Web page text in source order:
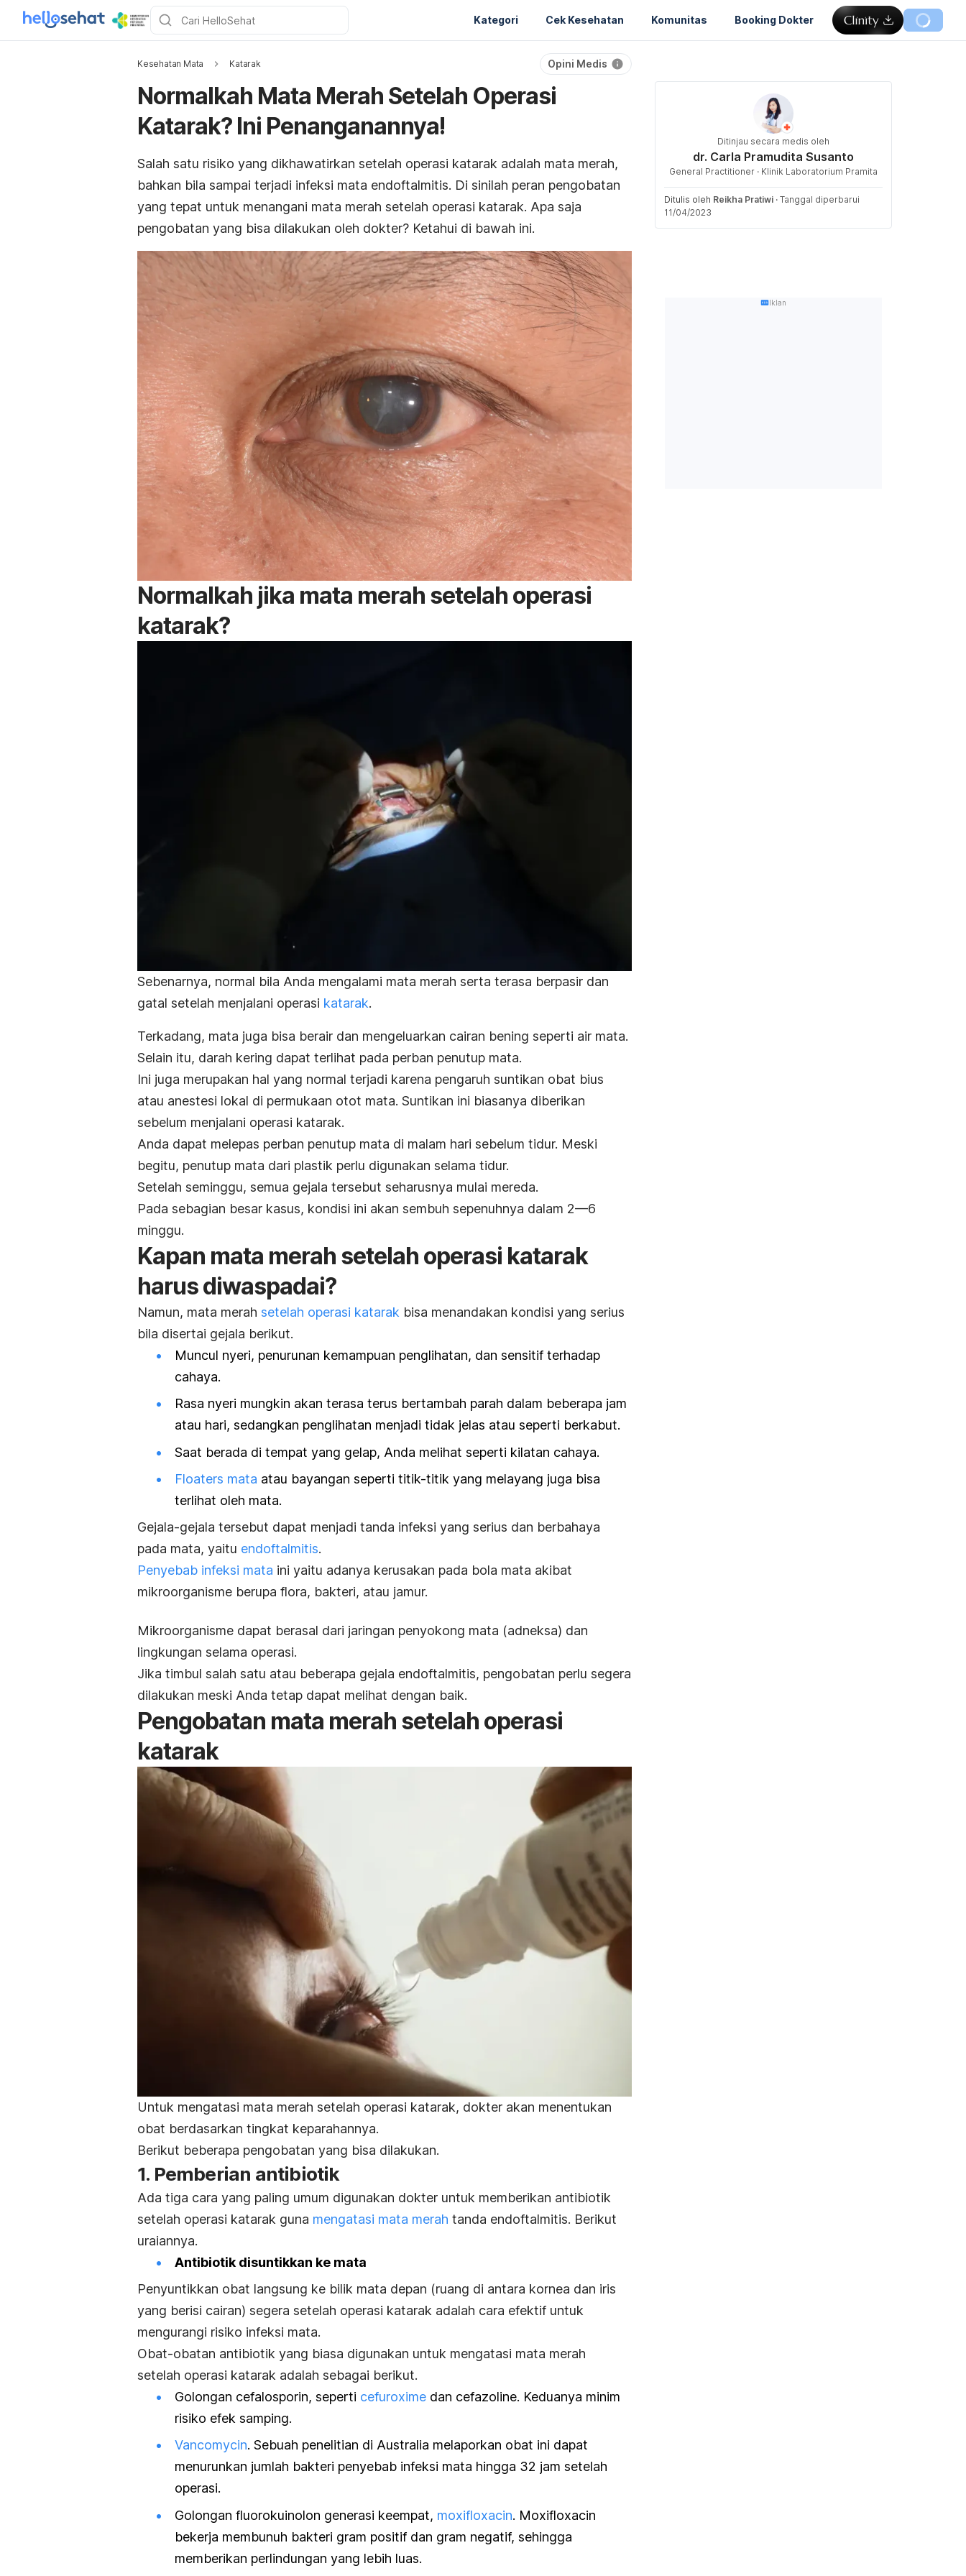
Kategori Cek Kesehatan Komunitas Booking Dokter
Kesehatan Mata Katarak Opini Medis
Normalkah Mata Merah Setelah Operasi
Katarak? Ini Penanganannya!
Salah satu risiko yang dikhawatirkan setelah operasi katarak adalah mata merah,
bahkan bila sampai terjadi infeksi mata endoftalmitis. Di sinilah peran pengobatan
yang tepat untuk menangani mata merah setelah operasi katarak. Apa saja
pengobatan yang bisa dilakukan oleh dokter? Ketahui di bawah ini.
Normalkah jika mata merah setelah operasi
katarak?
Sebenarnya, normal bila Anda mengalami mata merah serta terasa berpasir dan
gatal setelah menjalani operasi katarak.
Terkadang, mata juga bisa berair dan mengeluarkan cairan bening seperti air mata.
Selain itu, darah kering dapat terlihat pada perban penutup mata.
Ini juga merupakan hal yang normal terjadi karena pengaruh suntikan obat bius
atau anestesi lokal di permukaan otot mata. Suntikan ini biasanya diberikan
sebelum menjalani operasi katarak.
Anda dapat melepas perban penutup mata di malam hari sebelum tidur. Meski
begitu, penutup mata dari plastik perlu digunakan selama tidur.
Setelah seminggu, semua gejala tersebut seharusnya mulai mereda.
Pada sebagian besar kasus, kondisi ini akan sembuh sepenuhnya dalam 2—6
minggu.
Kapan mata merah setelah operasi katarak
harus diwaspadai?
Namun, mata merah setelah operasi katarak bisa menandakan kondisi yang serius
bila disertai gejala berikut.
Muncul nyeri, penurunan kemampuan penglihatan, dan sensitif terhadap
cahaya.
Rasa nyeri mungkin akan terasa terus bertambah parah dalam beberapa jam
atau hari, sedangkan penglihatan menjadi tidak jelas atau seperti berkabut.
Saat berada di tempat yang gelap, Anda melihat seperti kilatan cahaya.
Floaters mata atau bayangan seperti titik-titik yang melayang juga bisa
terlihat oleh mata.
Gejala-gejala tersebut dapat menjadi tanda infeksi yang serius dan berbahaya
pada mata, yaitu endoftalmitis.
Penyebab infeksi mata ini yaitu adanya kerusakan pada bola mata akibat
mikroorganisme berupa flora, bakteri, atau jamur.
Mikroorganisme dapat berasal dari jaringan penyokong mata (adneksa) dan
lingkungan selama operasi.
Jika timbul salah satu atau beberapa gejala endoftalmitis, pengobatan perlu segera
dilakukan meski Anda tetap dapat melihat dengan baik.
Pengobatan mata merah setelah operasi
katarak
Untuk mengatasi mata merah setelah operasi katarak, dokter akan menentukan
obat berdasarkan tingkat keparahannya.
Berikut beberapa pengobatan yang bisa dilakukan.
1. Pemberian antibiotik
Ada tiga cara yang paling umum digunakan dokter untuk memberikan antibiotik
setelah operasi katarak guna mengatasi mata merah tanda endoftalmitis. Berikut
uraiannya.
Antibiotik disuntikkan ke mata
Penyuntikkan obat langsung ke bilik mata depan (ruang di antara kornea dan iris
yang berisi cairan) segera setelah operasi katarak adalah cara efektif untuk
mengurangi risiko infeksi mata.
Obat-obatan antibiotik yang biasa digunakan untuk mengatasi mata merah
setelah operasi katarak adalah sebagai berikut.
Golongan cefalosporin, seperti cefuroxime dan cefazoline. Keduanya minim
risiko efek samping.
Vancomycin. Sebuah penelitian di Australia melaporkan obat ini dapat
menurunkan jumlah bakteri penyebab infeksi mata hingga 32 jam setelah
operasi.
Golongan fluorokuinolon generasi keempat, moxifloxacin. Moxifloxacin
bekerja membunuh bakteri gram positif dan gram negatif, sehingga
memberikan perlindungan yang lebih luas.
Ditinjau secara medis oleh
dr. Carla Pramudita Susanto
General Practitioner · Klinik Laboratorium Pramita
Ditulis oleh Reikha Pratiwi · Tanggal diperbarui
11/04/2023
Iklan